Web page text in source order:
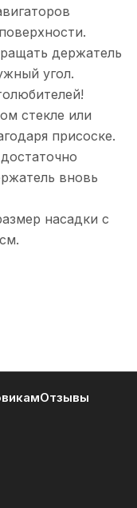
держатель
угол.
стекле или
присоске.
вновь
насадки с
Отзывы